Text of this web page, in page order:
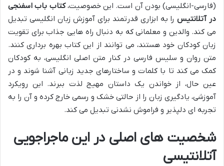
(فارسی-انگلیسی) بودن آن است. این خصوصیت،کتاب باب اسفنجی
در آتلانتیسرا به ابزاری قدرتمند برای آموزش زبان انگلیسی تبدیل
می کند. والدین و معلمانی که به دنبال راه هایی جذاب برای تقویت
زبان کودکان خود هستند، می توانند از این کتاب بهره برداری کنند.
متن روان و سلیس فارسی در کنار متن اصلی انگلیسی، به کودکان
کمک می کند تا با کلمات و ساختارهای جدید زبانی آشنا شوند و در
عین حال، از خواندن یک داستان مهیج لذت ببرند. این رویکرد
آموزشی، یادگیری زبان را از حالتی خشک و رسمی خارج کرده و آن را به
تجربه ای دلپذیر و فراموش نشدنی تبدیل می کند.
شخصیت های اصلی در این ماجراجویی
آتلانتیسی